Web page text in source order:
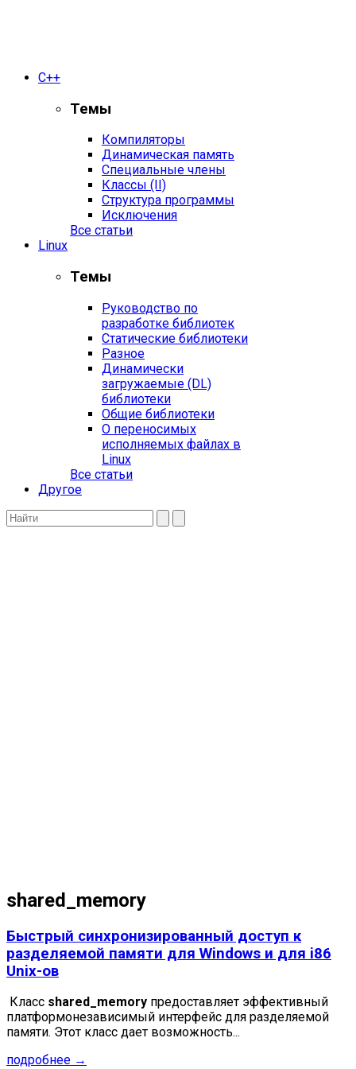
С++
Темы
Компиляторы
Динамическая память
Специальные члены
Классы (II)
Структура программы
Исключения
Все статьи
Linux
Темы
Руководство по
разработке библиотек
Статические библиотеки
Разное
Динамически
загружаемые (DL)
библиотеки
Общие библиотеки
О переносимых
исполняемых файлах в
Linux
Все статьи
Другое
shared_memory
Быстрый синхронизированный доступ к
разделяемой памяти для Windows и для i86
Unix-ов
Класс shared_memory предоставляет эффективный
платформонезависимый интерфейс для разделяемой
памяти. Этот класс дает возможность...
подробнее →